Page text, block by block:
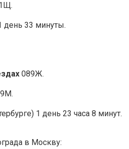
день 33 минуты.
089Ж.
1 день 23 часа 8 минут.
в Москву: